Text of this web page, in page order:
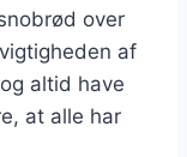
over
af
altid have
at alle har